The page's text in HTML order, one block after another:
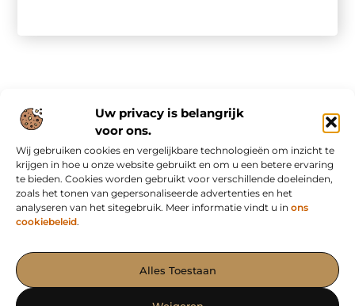
Uw privacy is belangrijk
voor ons.
Wij gebruiken cookies en vergelijkbare technologieën om inzicht te
krijgen in hoe u onze website gebruikt en om u een betere ervaring
te bieden. Cookies worden gebruikt voor verschillende doeleinden,
zoals het tonen van gepersonaliseerde advertenties en het
analyseren van het sitegebruik. Meer informatie vindt u in ons
cookiebeleid.
Alles Toestaan
Het Portaal voor Blogs en Artikelen met Impact
— Ontdek krachtige verhalen, waardevolle inzichten en effectieve
Onze informatie